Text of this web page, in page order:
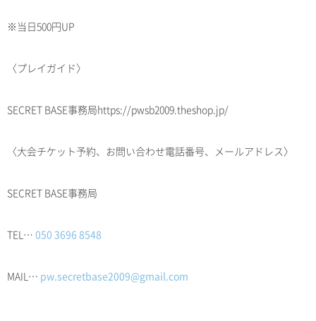
※当日500円UP
〈プレイガイド〉
SECRET BASE事務局https://pwsb2009.theshop.jp/
〈大会チケット予約、お問い合わせ電話番号、メールアドレス〉
SECRET BASE事務局
TEL… 050 3696 8548
MAIL… pw.secretbase2009@gmail.com